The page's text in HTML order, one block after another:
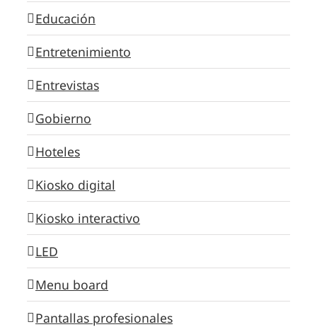
Educación
Entretenimiento
Entrevistas
Gobierno
Hoteles
Kiosko digital
Kiosko interactivo
LED
Menu board
Pantallas profesionales